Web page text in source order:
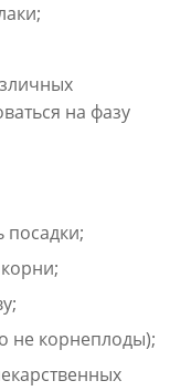
на фазу
посадки;
не корнеплоды);